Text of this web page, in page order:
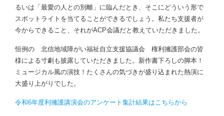
るいは「最愛の人との別離」に臨んだとき、そこにどういう形で
スポットライトを当てることができるでしょう。私たち支援者が
今からできること、それがACP会議だと教えていただきました。
恒例の 北信地域障がい福祉自立支援協議会 権利擁護部会の皆
様による寸劇も披露していただきました。新作書下ろしの脚本！
ミュージカル風の演技！たくさんの気づきが盛り込まれた熱演に
大盛り上がりでした。
令和6年度利擁護講演会のアンケート集計結果はこちらから